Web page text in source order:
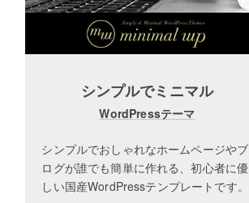
シンプルでミニマル
WordPressテーマ
シンプルでおしゃれなホームページやブ
ログが誰でも簡単に作れる、初心者に優
しい国産WordPressテンプレートです。